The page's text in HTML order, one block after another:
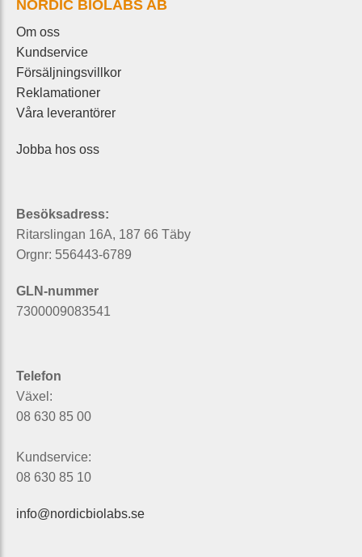
NORDIC BIOLABS AB
Om oss
Kundservice
Försäljningsvillkor
Reklamationer
Våra leverantörer
Jobba hos oss
Besöksadress:
Ritarslingan 16A, 187 66 Täby
Orgnr: 556443-6789
GLN-nummer
7300009083541
Telefon
Växel:
08 630 85 00
Kundservice:
08 630 85 10
info@nordicbiolabs.se